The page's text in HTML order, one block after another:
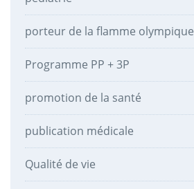
porteur de la flamme olympique
Programme PP + 3P
promotion de la santé
publication médicale
Qualité de vie